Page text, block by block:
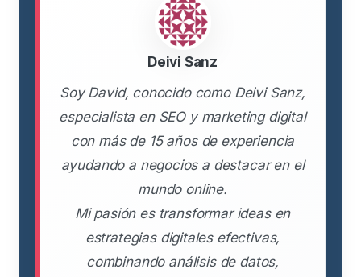
Deivi Sanz
Soy David, conocido como Deivi Sanz,
especialista en SEO y marketing digital
con más de 15 años de experiencia
ayudando a negocios a destacar en el
mundo online.
Mi pasión es transformar ideas en
estrategias digitales efectivas,
combinando análisis de datos,